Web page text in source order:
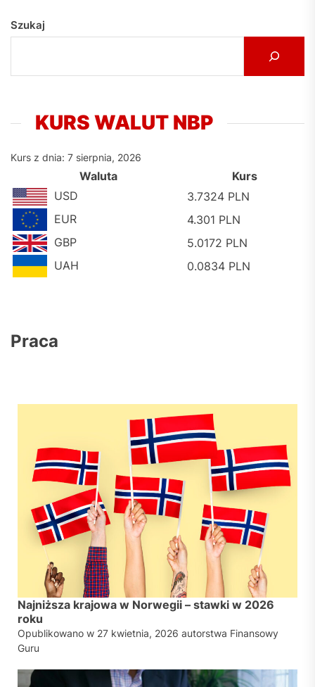
Szukaj
KURS WALUT NBP
Kurs z dnia: 7 sierpnia, 2026
Waluta
Kurs
USD
3.7324 PLN
EUR
4.301 PLN
GBP
5.0172 PLN
UAH
0.0834 PLN
Praca
Najniższa krajowa w Norwegii – stawki w 2026
roku
Opublikowano w 27 kwietnia, 2026 autorstwa Finansowy
Guru